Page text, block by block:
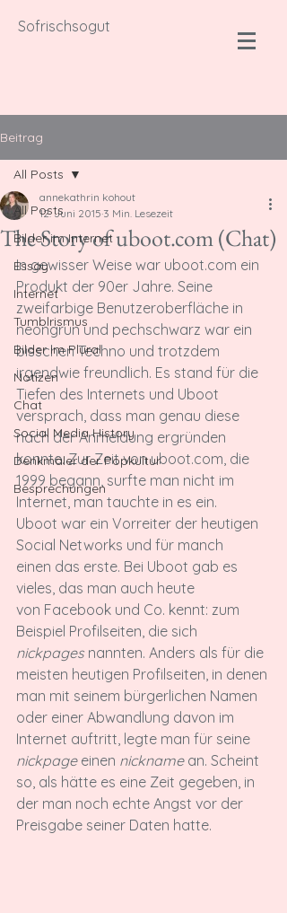
Sofrischsogut
Beitrag
All Posts
Bilder im Internet
Essay
Internet
Tumblrismus
Bilder im Plural
Notizen
Chat
Social Media History
Denkmäler der Popkultur
Besprechungen
All Posts
The Story of uboot.com (Chat)
annekathrin kohout
12. Juni 2015 3 Min. Lesezeit
In gewisser Weise war uboot.com ein
Produkt der 90er Jahre. Seine
zweifarbige Benutzeroberfläche in
neongrün und pechschwarz war ein
bisschen Techno und trotzdem
irgendwie freundlich. Es stand für die
Tiefen des Internets und Uboot
versprach, dass man genau diese
nach der Anmeldung ergründen
konnte. Zur Zeit von uboot.com, die
1999 begann, surfte man nicht im
Internet, man tauchte in es ein.
Uboot war ein Vorreiter der heutigen
Social Networks und für manch
einen das erste. Bei Uboot gab es
vieles, das man auch heute
von Facebook und Co. kennt: zum
Beispiel Profilseiten, die sich
nickpages nannten. Anders als für die
meisten heutigen Profilseiten, in denen
man mit seinem bürgerlichen Namen
oder einer Abwandlung davon im
Internet auftritt, legte man für seine
nickpage einen nickname an. Scheint
so, als hätte es eine Zeit gegeben, in
der man noch echte Angst vor der
Preisgabe seiner Daten hatte.